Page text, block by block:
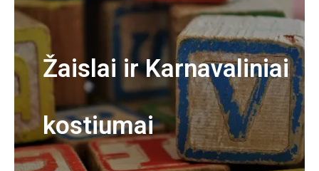
Žaislai ir Karnavaliniai
kostiumai